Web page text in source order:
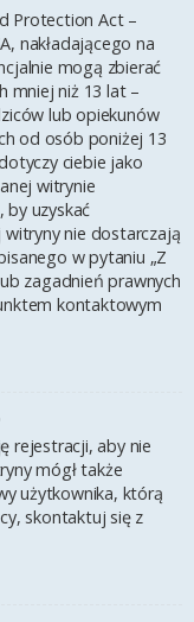
Protection Act –
nakładającego na
mogą zbierać
mniej niż 13 lat –
lub opiekunów
od osób poniżej 13
ciebie jako
witrynie
uzyskać
witryny nie dostarczają
w pytaniu „Z
zagadnień prawnych
kontaktowym
rejestracji, aby nie
mógł także
użytkownika, którą
skontaktuj się z